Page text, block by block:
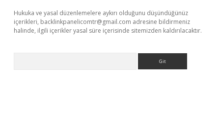
Hukuka ve yasal düzenlemelere aykırı olduğunu düşündüğünüz
içerikleri, backlinkpanelicomtr@gmail.com adresine bildirmeniz
halinde, ilgili içerikler yasal süre içerisinde sitemizden kaldırılacaktır.